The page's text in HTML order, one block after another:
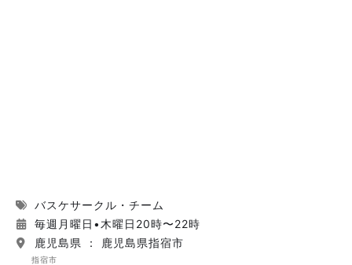
バスケサークル・チーム
毎週月曜日•木曜日20時〜22時
鹿児島県 ： 鹿児島県指宿市
指宿市